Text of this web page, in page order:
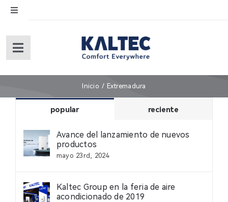
Skip
content
Toggle
English
Toggle
Inicio
Sobre nosotros
Productos
Inicio Extremadura
popular reciente
Avance del lanzamiento de nuevos
productos
mayo 23rd, 2024
Kaltec Group en la feria de aire
acondicionado de 2019